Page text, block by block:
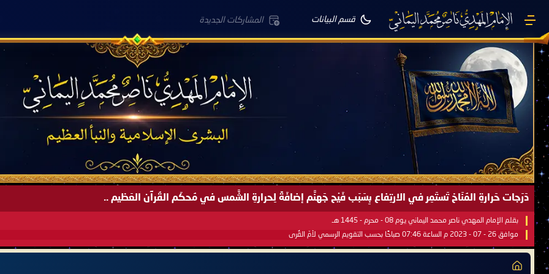
قسم البيانات المشاركات الجديدة
صَيْفُ سَقَرَ يَبدأُ في اجتياحِ شِتاءِ القُطبِ الشَّمالي كَما وعَدناكُم بالحقِّ لعَامِكم هذا (1445 هـ) ..
بقلم الإمام المهدي ناصر محمد اليماني يوم 18 - جمادى الآخرة - 1445 هـ
موافق 31 - 12 - 2023 م الساعة 07:44 صباحًا بحسب التقويم الرسمي لأمّ القُرى